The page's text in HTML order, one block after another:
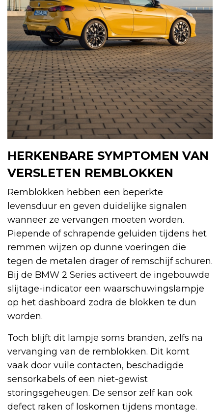
HERKENBARE SYMPTOMEN VAN
VERSLETEN REMBLOKKEN
Remblokken hebben een beperkte
levensduur en geven duidelijke signalen
wanneer ze vervangen moeten worden.
Piepende of schrapende geluiden tijdens het
remmen wijzen op dunne voeringen die
tegen de metalen drager of remschijf schuren.
Bij de BMW 2 Series activeert de ingebouwde
slijtage-indicator een waarschuwingslampje
op het dashboard zodra de blokken te dun
worden.
Toch blijft dit lampje soms branden, zelfs na
vervanging van de remblokken. Dit komt
vaak door vuile contacten, beschadigde
sensorkabels of een niet-gewist
storingsgeheugen. De sensor zelf kan ook
defect raken of loskomen tijdens montage.